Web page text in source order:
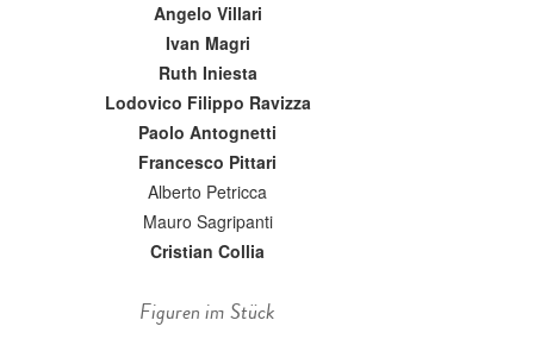
Angelo Villari
Ivan Magri
Ruth Iniesta
Lodovico Filippo Ravizza
Paolo Antognetti
Francesco Pittari
Alberto Petricca
Mauro Sagripanti
Cristian Collia
Figuren im Stück